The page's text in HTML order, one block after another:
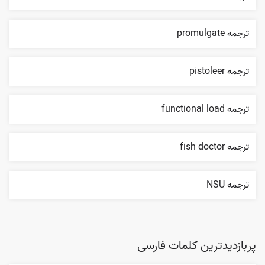
ترجمه promulgate
ترجمه pistoleer
ترجمه functional load
ترجمه fish doctor
ترجمه NSU
پربازدیدترین کلمات فارسی